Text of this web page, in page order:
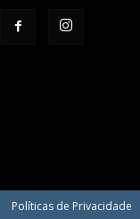
Políticas de Privacidade